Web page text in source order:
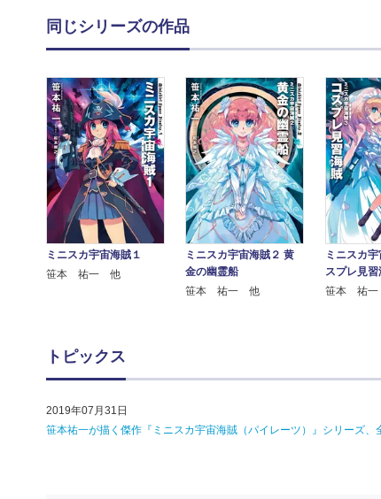
同じシリーズの作品
ミニスカ宇宙海賊１
笹本 祐一 他
ミニスカ宇宙海賊２ 黄
金の幽霊船
笹本 祐一 他
ミニスカ
スプレ見習
笹本 祐
トピックス
2019年07月31日
笹本祐一が描く傑作『ミニスカ宇宙海賊（パイレーツ）』シリーズ